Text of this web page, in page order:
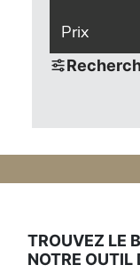
Prix
TROUVEZ LE
NOTRE OUTIL